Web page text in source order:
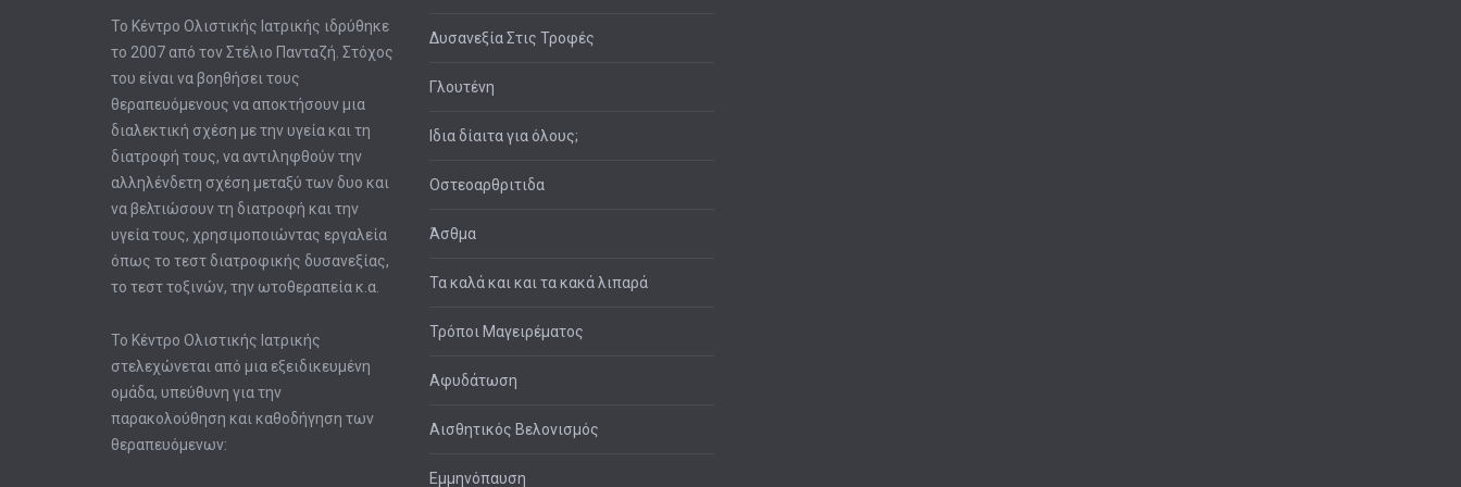
Το Κέντρο Ολιστικής Ιατρικής ιδρύθηκε
το 2007 από τον Στέλιο Πανταζή. Στόχος
του είναι να βοηθήσει τους
θεραπευόμενους να αποκτήσουν μια
διαλεκτική σχέση με την υγεία και τη
διατροφή τους, να αντιληφθούν την
αλληλένδετη σχέση μεταξύ των δυο και
να βελτιώσουν τη διατροφή και την
υγεία τους, χρησιμοποιώντας εργαλεία
όπως το τεστ διατροφικής δυσανεξίας,
το τεστ τοξινών, την ωτοθεραπεία κ.α.
Το Κέντρο Ολιστικής Ιατρικής
στελεχώνεται από μια εξειδικευμένη
ομάδα, υπεύθυνη για την
παρακολούθηση και καθοδήγηση των
θεραπευόμενων:
Δυσανεξία Στις Τροφές
Γλουτένη
Ιδια δίαιτα για όλους;
Οστεοαρθριτιδα
Άσθμα
Τα καλά και και τα κακά λιπαρά
Τρόποι Μαγειρέματος
Αφυδάτωση
Αισθητικός Βελονισμός
Εμμηνόπαυση